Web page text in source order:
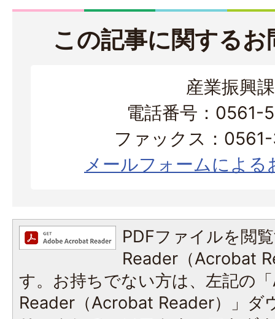
この記事に関する
産業振興課
電話番号：0561-
ファックス：
メールフォームによる
PDFファイルを閲
Reader（Acrobat
す。お持ちでない方は、左記の
Reader（Acrobat Reader）」ダ